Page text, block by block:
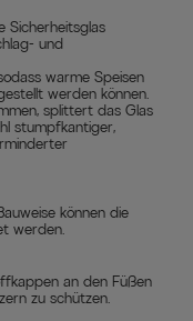
Sicherheitsglas
und
warme Speisen
werden können.
splittert das Glas
stumpfkantiger,
können die
werden.
an den Füßen
zu schützen.